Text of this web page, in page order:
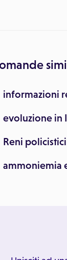
informazioni
evoluzione in
Reni policistici
ammoniemia